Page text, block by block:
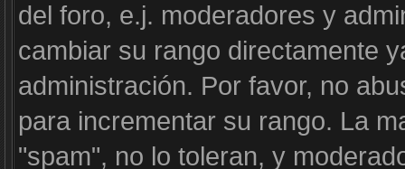
del foro, e.j. moderadores y
cambiar su rango directamente
administración. Por favor, no
para incrementar su rango. La
"spam", no lo toleran, y